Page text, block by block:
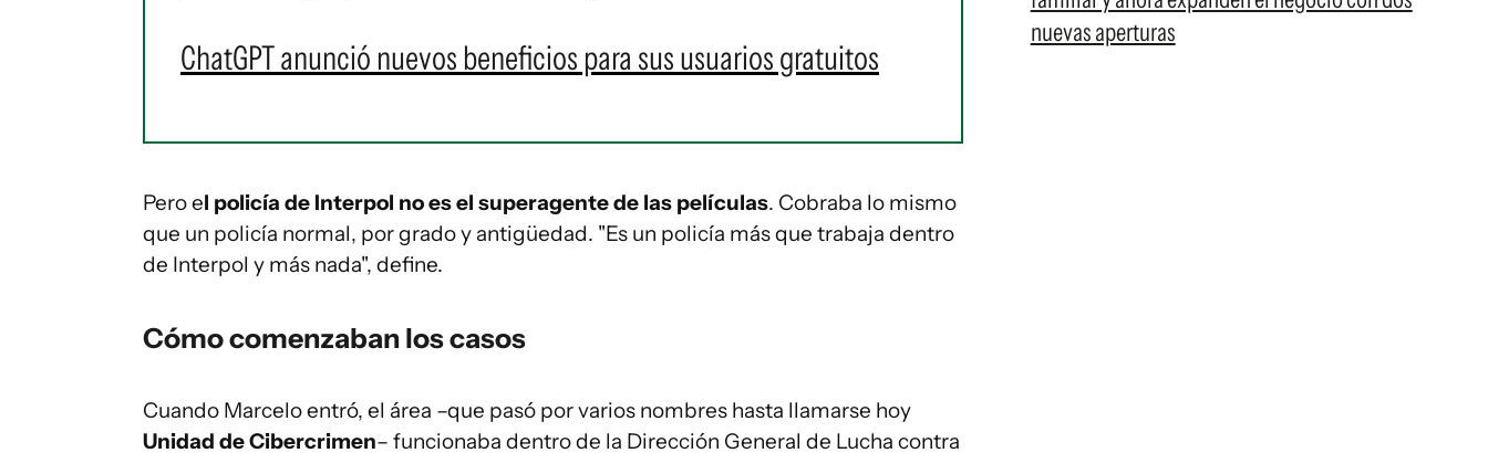
ChatGPT anunció nuevos beneficios para sus usuarios gratuitos
Pero el policía de Interpol no es el superagente de las películas. Cobraba lo mismo
que un policía normal, por grado y antigüedad. "Es un policía más que trabaja dentro
de Interpol y más nada", define.
Cómo comenzaban los casos
Cuando Marcelo entró, el área –que pasó por varios nombres hasta llamarse hoy
Unidad de Cibercrimen– funcionaba dentro de la Dirección General de Lucha contra
nuevas aperturas